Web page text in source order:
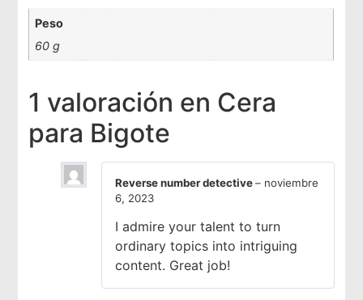
Peso
60 g
1 valoración en Cera
para Bigote
Reverse number detective– noviembre
6, 2023
I admire your talent to turn
ordinary topics into intriguing
content. Great job!